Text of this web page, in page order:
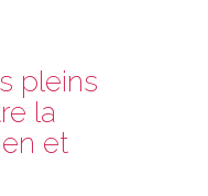
pleins
la
et